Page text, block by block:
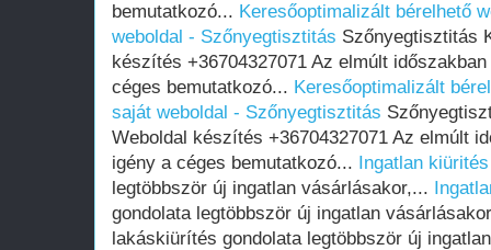
bemutatkozó... Keresőoptimalizált bérelhető
weboldal - Szőnyegtisztitás Szőnyegtisztitás
készítés +36704327071 Az elmúlt
céges bemutatkozó... Keresőoptimalizált
saját weboldal - Szőnyegtisztitás
Weboldal készítés +36704327071 Az elmúlt
igény a céges bemutatkozó... Ingatlan kiürités
legtöbbször új ingatlan vásárlásakor,...
gondolata legtöbbször új ingatlan
lakáskiürítés gondolata legtöbbször új